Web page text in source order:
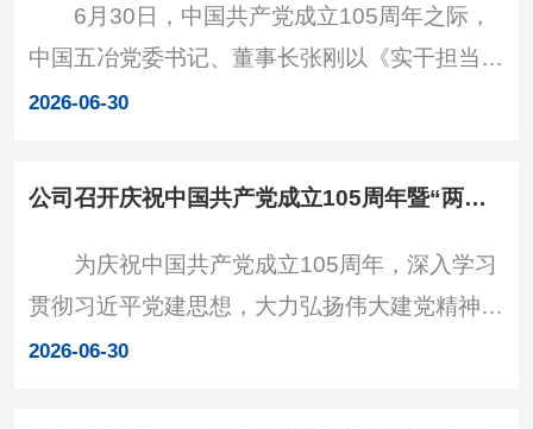
迎刘小波、罗春雨一行到访。张刚简要介绍中国
五冶当前发展情况，他表示，中
6月30日，中国共产党成立105周年之际，
中国五冶党委书记、董事长张刚以《实干担当
创新求变 以企业高质量发展答好政绩“三问”》为
课。公司党委班子成员出席，党委副书记、总经
五”时期，机遇与挑战并存，必须主动对标习近
平总书记关于树立和践行正确政绩观的重要论
述，以正确政绩观引领企业高质量发展。一是锚
2026-06-30
公司召开庆祝中国共产党成立105周年暨“两优一先”表彰大会
为庆祝中国共产党成立105周年，深入学习
贯彻习近平党建思想，大力弘扬伟大建党精神，
表彰在推动公司改革发展和党的建设过程中涌现
2026-06-30